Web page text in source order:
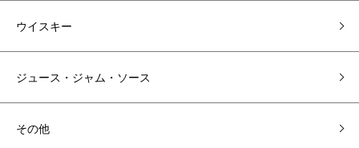
ウイスキー
ジュース・ジャム・ソース
その他